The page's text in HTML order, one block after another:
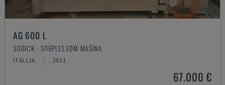
AG 600 L
SODICK - STIEPLES EDM MAŠĪNA
ITĀLIJA 2011
67.000 €